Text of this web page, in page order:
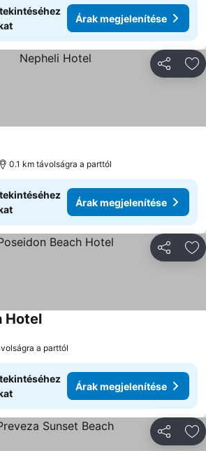
Árak megjelenítése
megjelenítése
0.1 km távolságra a parttól
Árak megjelenítése
HotelÁrak megjelenítése
a parttól
Árak megjelenítése